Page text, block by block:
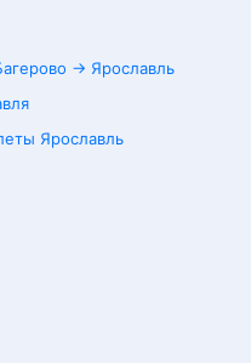
→ Ярославль
Ярославль